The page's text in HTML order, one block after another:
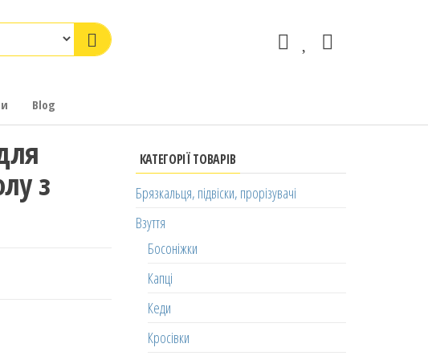
Blog
з
КАТЕГОРІЇ ТОВАРІВ
Брязкальця, підвіски, прорізувачі
Взуття
Босоніжки
Капці
Кеди
Кросівки